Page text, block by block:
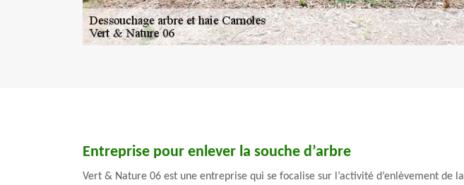
Entreprise pour enlever la souche d’arbre
Vert & Nature 06 est une entreprise qui se focalise sur l’activité d’enlèvement de la